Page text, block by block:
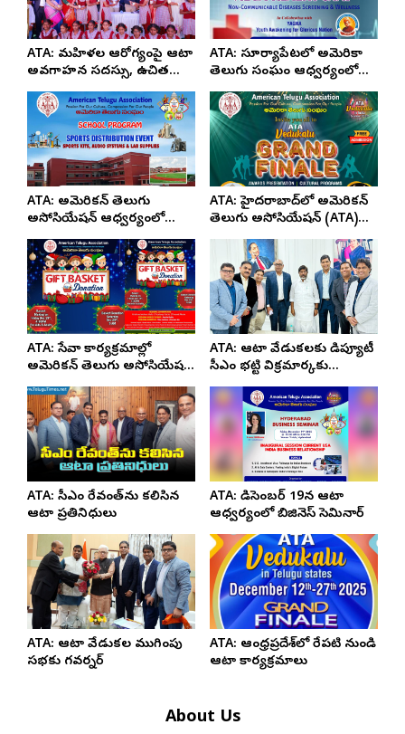
ATA: మహిళల ఆరోగ్యంపై ఆటా
అవగాహన సదస్సు, ఉచిత
వైద్య శిబిరం
ATA: సూర్యాపేటలో అమెరికా
తెలుగు సంఘం ఆధ్వర్యంలో
ఉచిత మెగా హెల్త్ క్యాంప్
ATA: అమెరికన్ తెలుగు
అసోసియేషన్ ఆధ్వర్యంలో
సిరిసిల్ల జిల్లాలో సేవా కార్యక్రమం
ATA: హైదరాబాద్‌లో అమెరికన్
తెలుగు అసోసియేషన్ (ATA)
వేడుకల గ్రాండ్ ఫినాలే
ATA: సేవా కార్యక్రమాల్లో
అమెరికన్ తెలుగు అసోసియేషన్
ముందంజ.. ఘనంగా ‘గిఫ్ట్
బాస్కెట్ డొనేషన్’
ATA: ఆటా వేడుకలకు డిప్యూటీ
సీఎం భట్టి విక్రమార్కకు
ఆహ్వానం
ATA: సీఎం రేవంత్‌ను కలిసిన
ఆటా ప్రతినిధులు
ATA: డిసెంబర్ 19న ఆటా
ఆధ్వర్యంలో బిజినెస్ సెమినార్
ATA: ఆటా వేడుకల ముగింపు
సభకు గవర్నర్
ATA: ఆంధ్రప్రదేశ్‌లో రేపటి నుండి
ఆటా కార్యక్రమాలు
About Us